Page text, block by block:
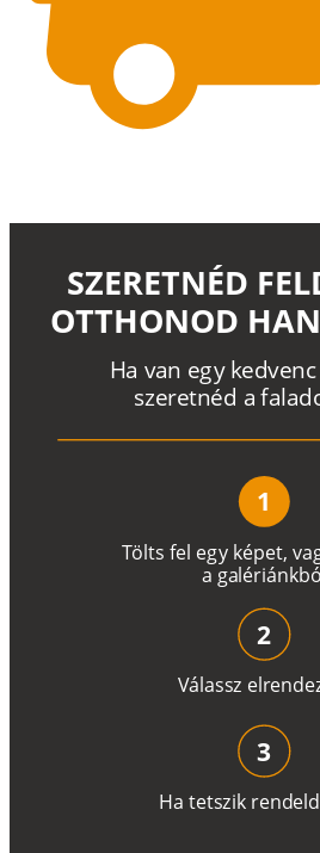
Tölts fel egy képet, va
a galériánkbó
Ha van egy kedvenc
szeretnéd a falad
SZERETNÉD
OTTHONOD
1
Válassz elrende
2
Ha tetszik rendeld
3